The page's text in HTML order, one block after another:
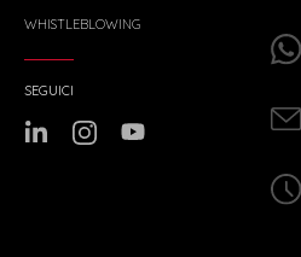
WHISTLEBLOWING
SEGUICI